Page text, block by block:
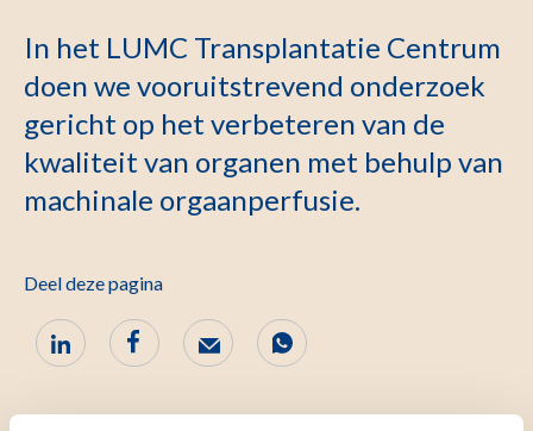
In het LUMC Transplantatie Centrum
doen we vooruitstrevend onderzoek
gericht op het verbeteren van de
kwaliteit van organen met behulp van
machinale orgaanperfusie.
Deel deze pagina